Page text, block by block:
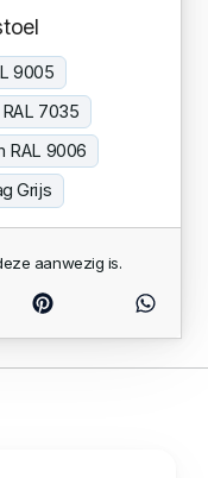
9005
7035
RAL 9006
Grijs
aanwezig is.